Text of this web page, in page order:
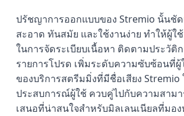
ปรัชญาการออกแบบของ Stremio นั้นชั
สะอาด ทันสมัย และใช้งานง่าย ทำให้ผู้
ในการจัดระเบียบเนื้อหา ติดตามประวั
รายการโปรด เพิ่มระดับความซับซ้อนที่
ของบริการสตรีมมิ่งที่มีชื่อเสียง
ประสบการณ์ผู้ใช้ ควบคู่ไปกับความสาม
เสนอที่น่าสนใจสำหรับมิลเลนเนียลที่ม